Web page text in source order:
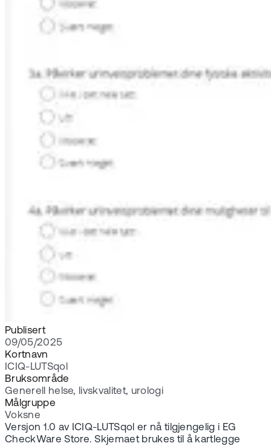
Publisert
09/05/2025
Kortnavn
ICIQ-LUTSqol
Bruksområde
Generell helse, livskvalitet, urologi
Målgruppe
Voksne
Versjon 1.0 av ICIQ-LUTSqol er nå tilgjengelig i EG
CheckWare Store. Skjemaet brukes til å kartlegge